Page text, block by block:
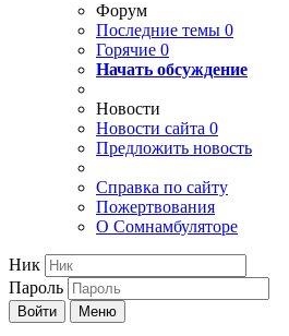
Форум
Последние темы 0
Горячие 0
Начать обсуждение
Новости
Новости сайта 0
Предложить новость
Справка по сайту
Пожертвования
О Сомнамбуляторе
Ник
Пароль
Войти Меню